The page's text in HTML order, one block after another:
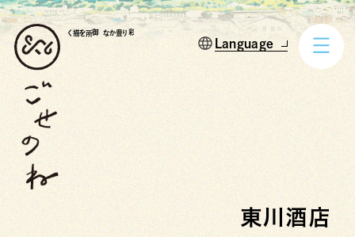
彩り豊かな
御所を描く
東川酒店